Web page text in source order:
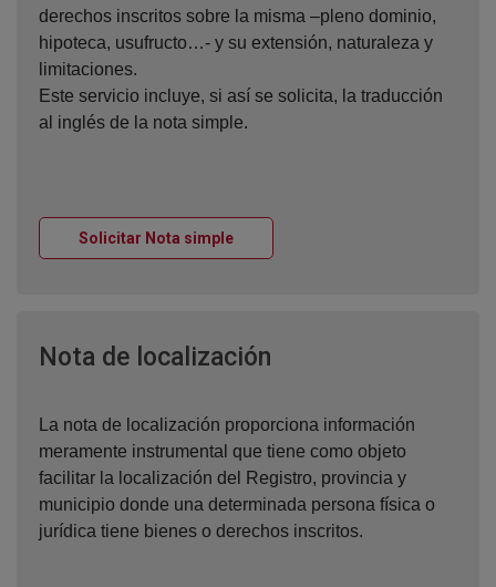
derechos inscritos sobre la misma –pleno dominio,
hipoteca, usufructo…- y su extensión, naturaleza y
limitaciones.
Este servicio incluye, si así se solicita, la traducción
al inglés de la nota simple.
Solicitar Nota simpleVentana nueva
Nota de localización
La nota de localización proporciona información
meramente instrumental que tiene como objeto
facilitar la localización del Registro, provincia y
municipio donde una determinada persona física o
jurídica tiene bienes o derechos inscritos.